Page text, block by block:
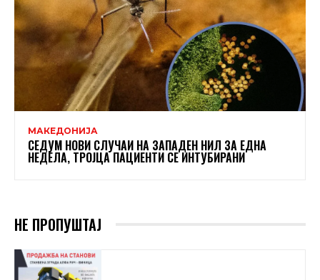
МАКЕДОНИЈА
СЕДУМ НОВИ СЛУЧАИ НА ЗАПАДЕН НИЛ ЗА ЕДНА
НЕДЕЛА, ТРОЈЦА ПАЦИЕНТИ СЕ ИНТУБИРАНИ
НЕ ПРОПУШТАЈ